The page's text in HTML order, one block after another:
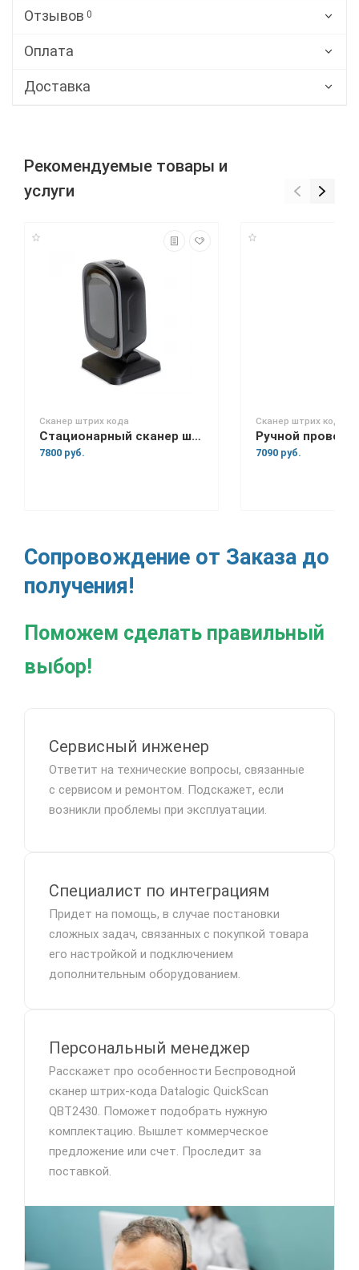
Отзывов 0
Оплата
Доставка
Рекомендуемые товары и
услуги
Сканер штрих кода
Стационарный сканер штрих кода Mertech 8500 P2D Mirror
7800 руб.
Сканер штрих кода
7090 руб.
Сопровождение от Заказа до
получения!
Поможем сделать правильный
выбор!
Сервисный инженер
Ответит на технические вопросы, связанные
с сервисом и ремонтом. Подскажет, если
возникли проблемы при эксплуатации.
Специалист по интеграциям
Придет на помощь, в случае постановки
сложных задач, связанных с покупкой товара
его настройкой и подключением
дополнительным оборудованием.
Персональный менеджер
Расскажет про особенности Беспроводной
сканер штрих-кода Datalogic QuickScan
QBT2430. Поможет подобрать нужную
комплектацию. Вышлет коммерческое
предложение или счет. Проследит за
поставкой.